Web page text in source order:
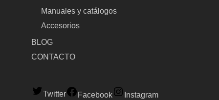
Manuales y catálogos
Accesorios
BLOG
CONTACTO
Twitter Facebook Instagram